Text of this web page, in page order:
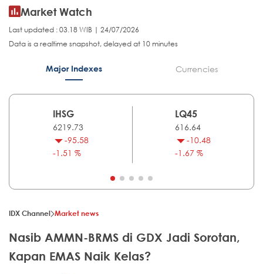
Market Watch
Last updated : 03.18 WIB | 24/07/2026
Data is a realtime snapshot, delayed at 10 minutes
Major Indexes Currencies
IHSG
6219.73
-95.58
-1.51 %
LQ45
616.64
-10.48
-1.67 %
IDX Channel Market news
Nasib AMMN-BRMS di GDX Jadi Sorotan,
Kapan EMAS Naik Kelas?